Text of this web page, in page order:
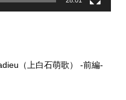
（上白石萌歌） -前編-